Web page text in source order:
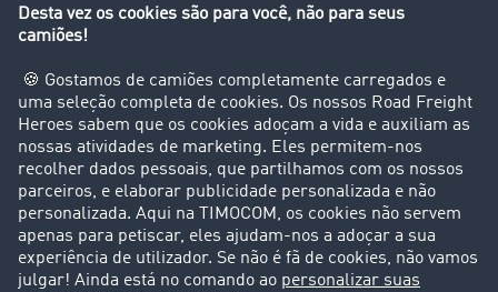
Clientes recomendam clientes
Casos de sucesso
Suporte
Suporte